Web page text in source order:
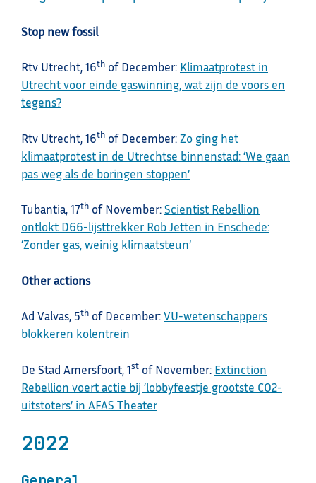
Stop new fossil
Rtv Utrecht, 16th of December: Klimaatprotest in
Utrecht voor einde gaswinning, wat zijn de voors en
tegens?
Rtv Utrecht, 16th of December:Zo ging het
klimaatprotest in de Utrechtse binnenstad: ‘We gaan
pas weg als de boringen stoppen’
Tubantia, 17th of November:Scientist Rebellion
ontlokt D66-lijsttrekker Rob Jetten in Enschede:
‘Zonder gas, weinig klimaatsteun’
Other actions
Ad Valvas, 5th of December:VU-wetenschappers
blokkeren kolentrein
De Stad Amersfoort, 1st of November: Extinction
Rebellion voert actie bij ‘lobbyfeestje grootste CO2-
uitstoters’ in AFAS Theater
2022